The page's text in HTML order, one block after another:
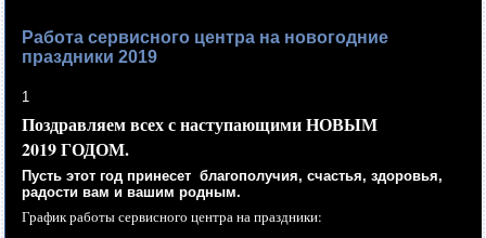
Работа сервисного центра на новогодние
праздники 2019
1
Поздравляем всехс наступающимиНОВЫМ
2019 ГОДОМ.
Пусть этот год принесет благополучия, счастья, здоровья,
радости вами вашим родным.
График работы сервисного центрана праздники: